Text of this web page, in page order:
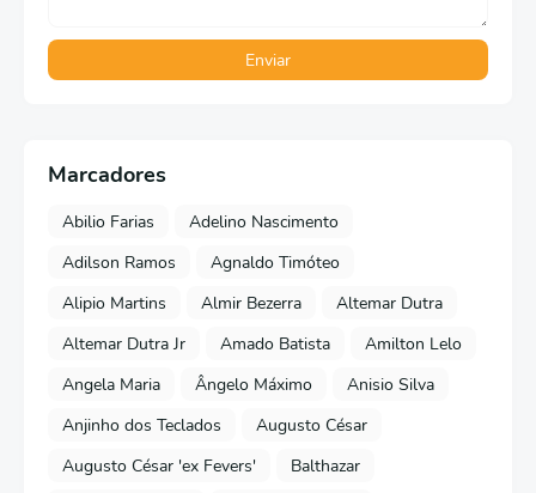
Marcadores
Abilio Farias
Adelino Nascimento
Adilson Ramos
Agnaldo Timóteo
Alipio Martins
Almir Bezerra
Altemar Dutra
Altemar Dutra Jr
Amado Batista
Amilton Lelo
Angela Maria
Ângelo Máximo
Anisio Silva
Anjinho dos Teclados
Augusto César
Augusto César 'ex Fevers'
Balthazar